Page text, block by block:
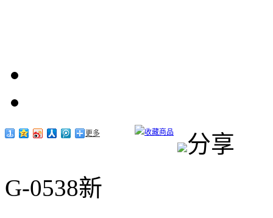
分享
更多 收藏商品
G-0538新